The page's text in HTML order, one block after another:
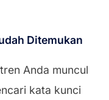
Ditemukan
Anda muncul
kata kunci